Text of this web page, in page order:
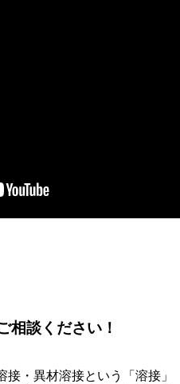
相談ください！
・異材溶接という「溶接」